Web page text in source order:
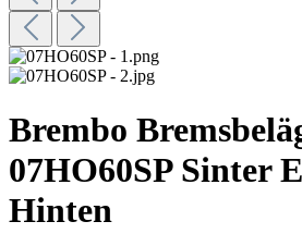
Brembo
07HO60SP Sinter
Hinten